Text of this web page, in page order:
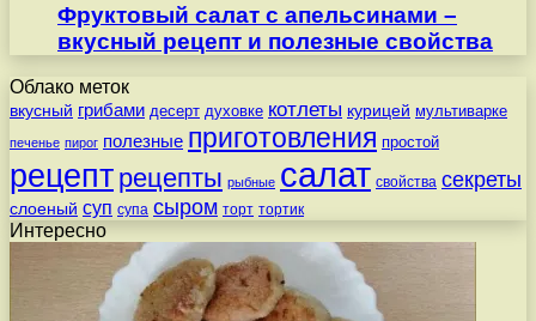
Фруктовый салат с апельсинами –
вкусный рецепт и полезные свойства
Облако меток
вкусный грибами десерт духовке котлеты курицей мультиварке
печенье пирог полезные приготовления простой
рецепт рецепты рыбные салат свойства секреты
слоеный суп супа сыром торт тортик
Интересно